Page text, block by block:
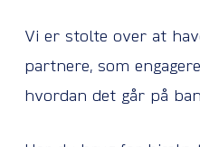
Vi er stolte over at
partnere, som
hvordan det går på